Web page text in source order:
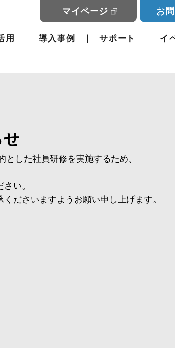
用 導入事例 サポート イ
マイページ お
せ
した社員研修を実施するため、
い。
ださいますようお願い申し上げます。